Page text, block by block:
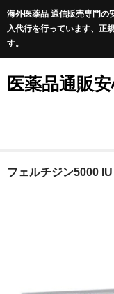
海外医薬品 通信販売専門の
入代行を行っています、正
す。
医薬品通販
ホーム
プライバシーポリシー
フェルチジン5000 IU